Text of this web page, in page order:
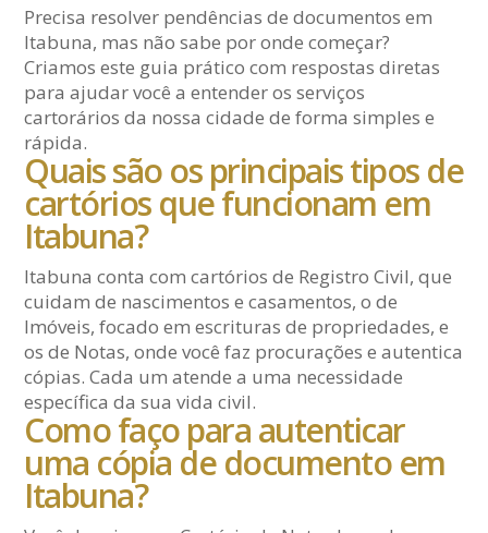
Precisa resolver pendências de documentos em
Itabuna, mas não sabe por onde começar?
Criamos este guia prático com respostas diretas
para ajudar você a entender os serviços
cartorários da nossa cidade de forma simples e
rápida.
Quais são os principais tipos de
cartórios que funcionam em
Itabuna?
Itabuna conta com cartórios de Registro Civil, que
cuidam de nascimentos e casamentos, o de
Imóveis, focado em escrituras de propriedades, e
os de Notas, onde você faz procurações e autentica
cópias. Cada um atende a uma necessidade
específica da sua vida civil.
Como faço para autenticar
uma cópia de documento em
Itabuna?